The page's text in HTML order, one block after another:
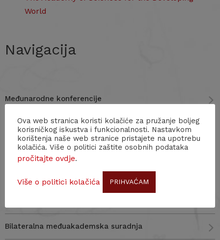
World
Navigacija
Međunarodne konferencije
Stipendija iz Fonda “Zlatko i Joyce Baloković”
HERA (Humanities in the European Research Area)
Bilateralna međuakademska suradnja
Ova web stranica koristi kolačiće za pružanje boljeg
korisničkog iskustva i funkcionalnosti. Nastavkom
korištenja naše web stranice pristajete na upotrebu
kolačića. Više o politici zaštite osobnih podataka
pročitajte ovdje.
Više o politici kolačića PRIHVAĆAM